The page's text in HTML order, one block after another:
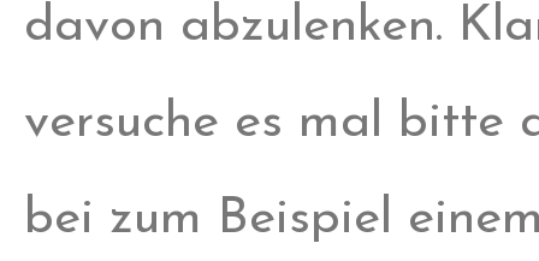
davon abzulenken.
versuche es mal bitte
bei zum Beispiel